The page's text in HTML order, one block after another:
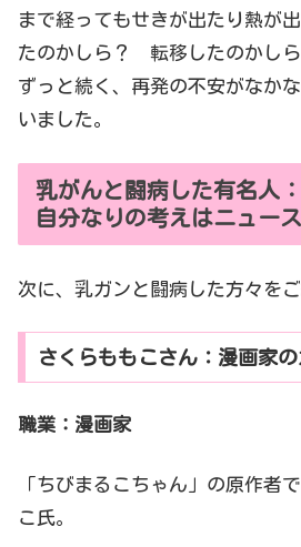
まで経ってもせきが出たり熱が
たのかしら？ 転移したのかし
ずっと続く、再発の不安がなか
いました。
乳がんと闘病した有名人
自分なりの考えはニュー
次に、乳ガンと闘病した方々をご
さくらももこさん：漫画家
職業：漫画家
「ちびまるこちゃん」の原作者
こ氏。